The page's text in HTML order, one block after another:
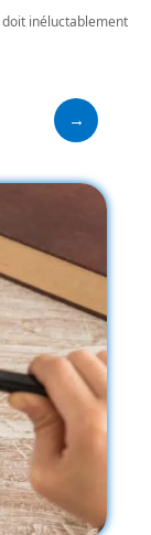
doit inéluctablement